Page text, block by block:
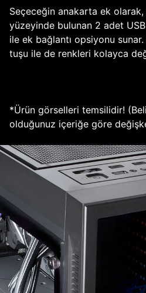
Seçeceğin anakarta ek
yüzeyinde bulunan 2 adet
ile ek bağlantı opsiyonu
tuşu ile de renkleri kolayca
*Ürün görselleri temsilidir!
olduğunuz içeriğe göre